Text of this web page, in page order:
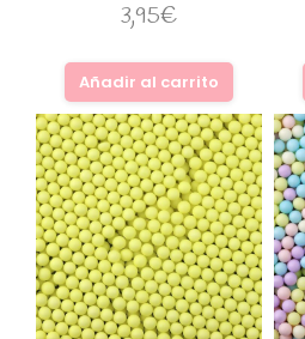
3,95€
Añadir al carrito